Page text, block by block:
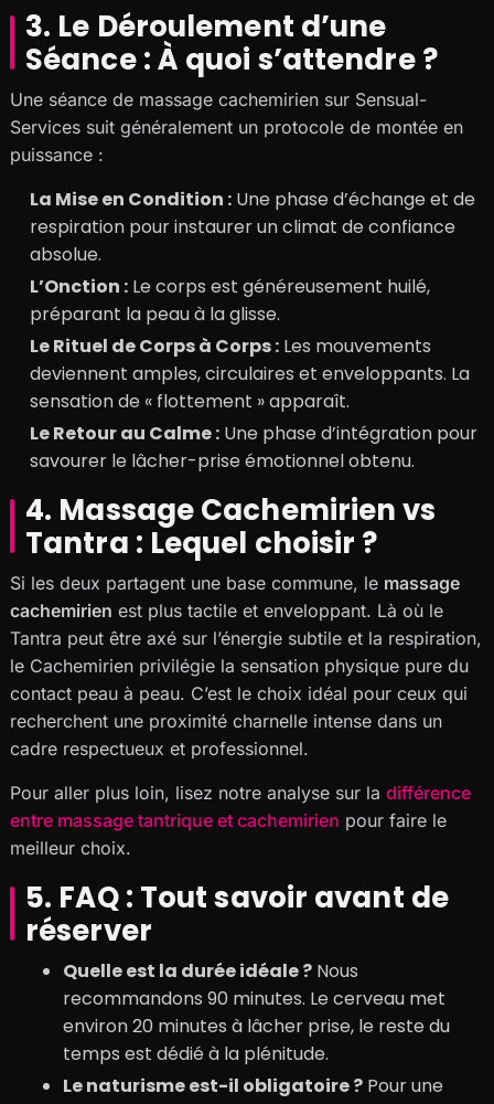
3. Le Déroulement d’une
Séance : À quoi s’attendre ?
Une séance de massage cachemirien sur Sensual-
Services suit généralement un protocole de montée en
puissance :
La Mise en Condition :Une phase d’échange et de
respiration pour instaurer un climat de confiance
absolue.
L’Onction :Le corps est généreusement huilé,
préparant la peau à la glisse.
Le Rituel de Corps à Corps :Les mouvements
deviennent amples, circulaires et enveloppants. La
sensation de « flottement » apparaît.
Le Retour au Calme :Une phase d’intégration pour
savourer le lâcher-prise émotionnel obtenu.
4. Massage Cachemirien vs
Tantra : Lequel choisir ?
Si les deux partagent une base commune, le massage
cachemirien est plus tactile et enveloppant. Là où le
Tantra peut être axé sur l’énergie subtile et la respiration,
le Cachemirien privilégie la sensation physique pure du
contact peau à peau. C’est le choix idéal pour ceux qui
recherchent une proximité charnelle intense dans un
cadre respectueux et professionnel.
Pour aller plus loin, lisez notre analyse sur la différence
entre massage tantrique et cachemirien pour faire le
meilleur choix.
5. FAQ : Tout savoir avant de
réserver
Quelle est la durée idéale ?Nous
recommandons 90 minutes. Le cerveau met
environ 20 minutes à lâcher prise, le reste du
temps est dédié à la plénitude.
Le naturisme est-il obligatoire ?Pour une